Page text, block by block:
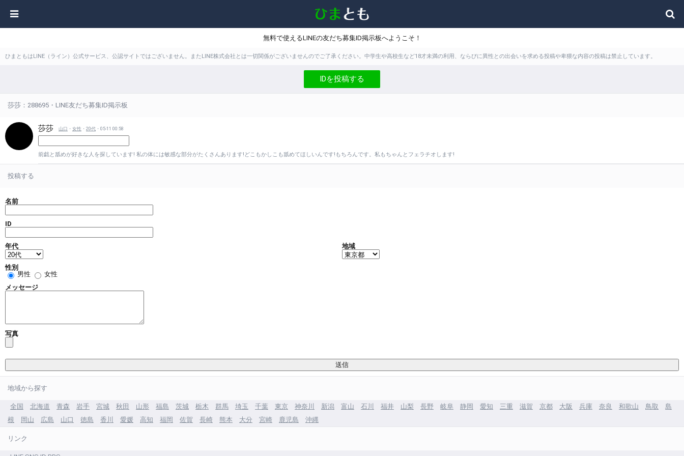
無料で使えるLINEの友だち募集ID掲示板へようこそ！
ひまともはLINE（ライン）公式サービス、公認サイトではございません。またLINE株式会社とは一切関係がございませんのでご了承ください。中学生や高校生など18才未満の利用、ならびに異性との出会いを求める投稿や卑猥な内容の投稿は禁止しています。
IDを投稿する
莎莎：288695・LINE友だち募集ID掲示板
莎莎 山口 ・ 女性 ・ 20代 ・05-11 00:58
前戯と舐めが好きな人を探しています! 私の体には敏感な部分がたくさんあります!どこもかしこも舐めてほしいんです!もちろんです。私もちゃんとフェラチオします!
投稿する
名前
ID
年代 地域
性別
男性
女性
メッセージ
写真
地域から探す
全国 北海道 青森 岩手 宮城 秋田 山形 福島 茨城 栃木 群馬 埼玉 千葉 東京 神奈川 新潟 富山 石川 福井 山梨 長野 岐阜 静岡 愛知 三重 滋賀 京都 大阪 兵庫 奈良 和歌山 鳥取
島
根
岡山 広島 山口 徳島 香川 愛媛 高知 福岡 佐賀 長崎 熊本 大分 宮崎 鹿児島 沖縄
リンク